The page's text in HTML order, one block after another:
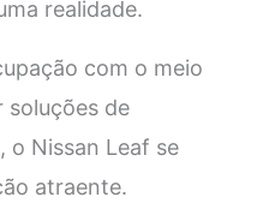
realidade.
com o meio
soluções de
o Nissan Leaf se
atraente.